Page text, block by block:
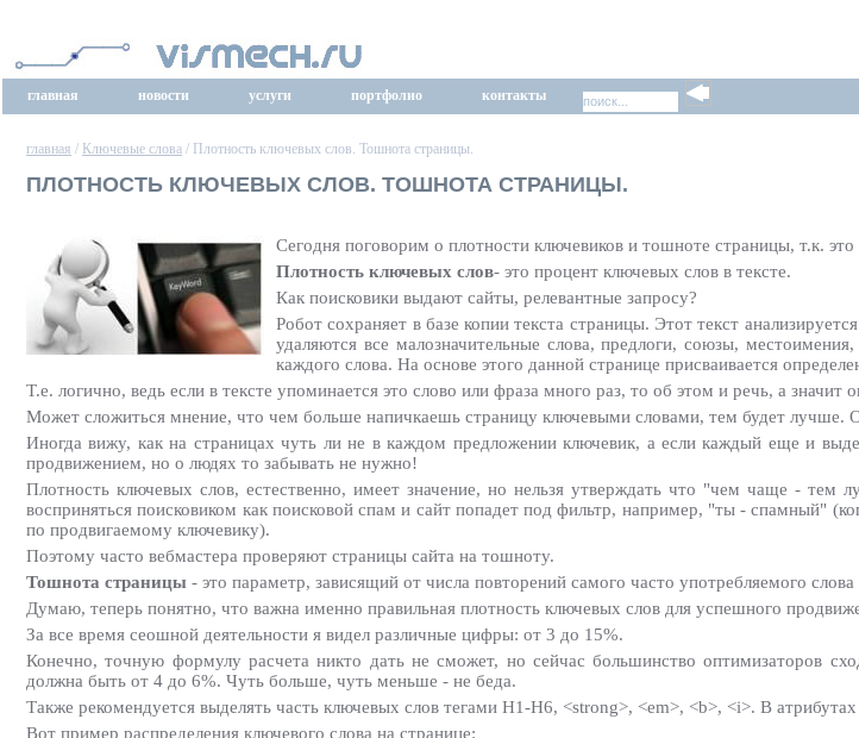
главная новости услуги портфолио контакты
главная / Ключевые слова / Плотность ключевых слов. Тошнота страницы.
ПЛОТНОСТЬ КЛЮЧЕВЫХ СЛОВ. ТОШНОТА СТРАНИЦЫ.
Сегодня поговорим о плотности ключевиков и тошноте страницы, т.к.
Плотность ключевых слов- это процент ключевых слов в тексте.
Как поисковики выдают сайты, релевантные запросу?
Робот сохраняет в базе копии текста страницы. Этот текст
удаляются все малозначительные слова, предлоги, союзы,
каждого слова. На основе этого данной странице присваивается
Т.е. логично, ведь если в тексте упоминается это слово или фраза много раз, то об этом и речь, а значит
Может сложиться мнение, что чем больше напичкаешь страницу ключевыми словами, тем будет лучше.
Иногда вижу, как на страницах чуть ли не в каждом предложении ключевик, а если каждый еще и
продвижением, но о людях то забывать не нужно!
Плотность ключевых слов, естественно, имеет значение, но нельзя утверждать что "чем чаще -
восприняться поисковиком как поисковой спам и сайт попадет под фильтр, например, "ты - спамный"
по продвигаемому ключевику).
Поэтому часто вебмастера проверяют страницы сайта на тошноту.
Тошнота страницы - это параметр, зависящий от числа повторений самого часто употребляемого слова
Думаю, теперь понятно, что важна именно правильная плотность ключевых слов для успешного
За все время сеошной деятельности я видел различные цифры: от 3 до 15%.
Конечно, точную формулу расчета никто дать не сможет, но сейчас большинство оптимизаторов
должна быть от 4 до 6%. Чуть больше, чуть меньше - не беда.
Также рекомендуется выделять часть ключевых слов тегами H1-H6, <strong>, <em>, <b>, <i>. В
Вот пример распределения ключевого слова на странице: